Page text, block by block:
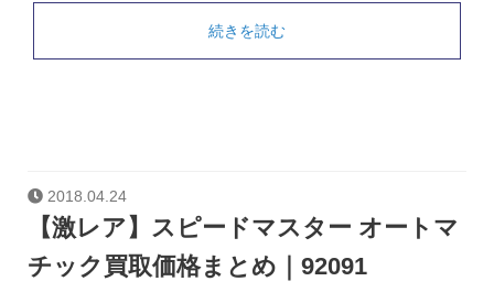
続きを読む
2018.04.24
【激レア】スピードマスター オートマ
チック買取価格まとめ｜92091